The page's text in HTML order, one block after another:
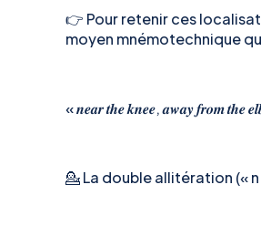
👉 Pour retenir ces
moyen mnémotechnique
« 𝒏𝒆𝒂𝒓 𝒕𝒉𝒆 𝒌𝒏𝒆𝒆, 𝒂𝒘𝒂𝒚 𝒇𝒓𝒐𝒎 𝒕𝒉𝒆
💁 La double allitération («